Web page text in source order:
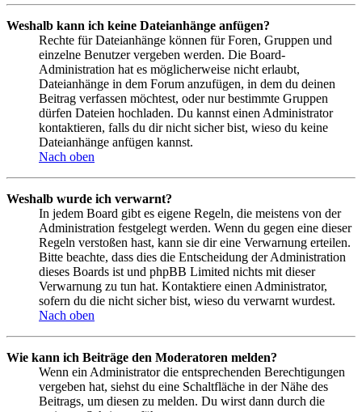
Weshalb kann ich keine Dateianhänge anfügen?
Rechte für Dateianhänge können für Foren, Gruppen und
einzelne Benutzer vergeben werden. Die Board-
Administration hat es möglicherweise nicht erlaubt,
Dateianhänge in dem Forum anzufügen, in dem du deinen
Beitrag verfassen möchtest, oder nur bestimmte Gruppen
dürfen Dateien hochladen. Du kannst einen Administrator
kontaktieren, falls du dir nicht sicher bist, wieso du keine
Dateianhänge anfügen kannst.
Nach oben
Weshalb wurde ich verwarnt?
In jedem Board gibt es eigene Regeln, die meistens von der
Administration festgelegt werden. Wenn du gegen eine dieser
Regeln verstoßen hast, kann sie dir eine Verwarnung erteilen.
Bitte beachte, dass dies die Entscheidung der Administration
dieses Boards ist und phpBB Limited nichts mit dieser
Verwarnung zu tun hat. Kontaktiere einen Administrator,
sofern du die nicht sicher bist, wieso du verwarnt wurdest.
Nach oben
Wie kann ich Beiträge den Moderatoren melden?
Wenn ein Administrator die entsprechenden Berechtigungen
vergeben hat, siehst du eine Schaltfläche in der Nähe des
Beitrags, um diesen zu melden. Du wirst dann durch die